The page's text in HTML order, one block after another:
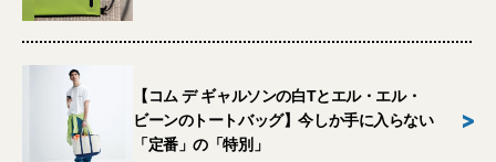
【コム デ ギャルソンの白Tとエル・エル・
ビーンのトートバッグ】今しか手に入らない
「定番」の「特別」
>